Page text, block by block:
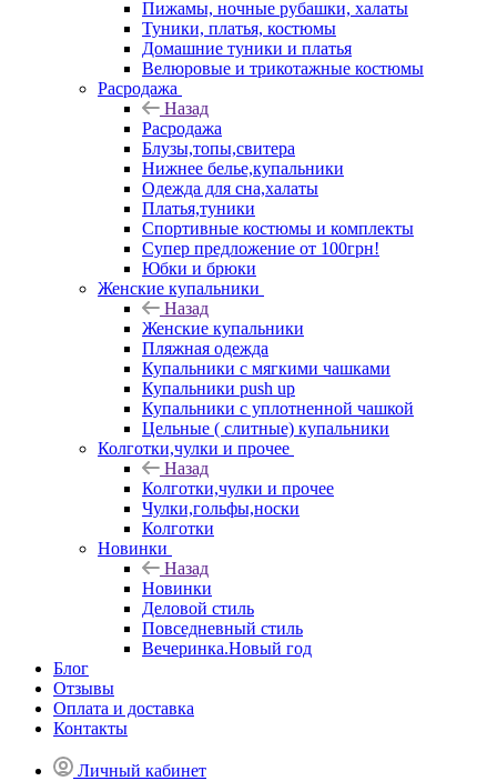
Пижамы, ночные рубашки, халаты
Туники, платья, костюмы
Домашние туники и платья
Велюровые и трикотажные костюмы
Расродажа
Назад
Расродажа
Блузы,топы,свитера
Нижнее белье,купальники
Одежда для сна,халаты
Платья,туники
Спортивные костюмы и комплекты
Супер предложение от 100грн!
Юбки и брюки
Женские купальники
Назад
Женские купальники
Пляжная одежда
Купальники с мягкими чашками
Купальники push up
Купальники с уплотненной чашкой
Цельные ( слитные) купальники
Колготки,чулки и прочее
Назад
Колготки,чулки и прочее
Чулки,гольфы,носки
Колготки
Новинки
Назад
Новинки
Деловой стиль
Повседневный стиль
Вечеринка.Новый год
Блог
Отзывы
Оплата и доставка
Контакты
Личный кабинет